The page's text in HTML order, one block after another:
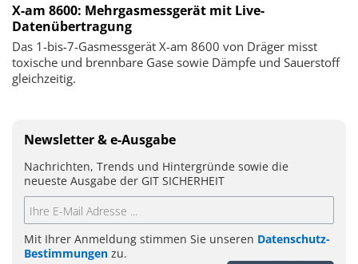
X-am 8600: Mehrgasmessgerät mit Live-
Datenübertragung
Das 1-bis-7-Gasmessgerät X-am 8600 von Dräger misst
toxische und brennbare Gase sowie Dämpfe und Sauerstoff
gleichzeitig.
Newsletter & e-Ausgabe
Nachrichten, Trends und Hintergründe sowie die
neueste Ausgabe der GIT SICHERHEIT
Mit Ihrer Anmeldung stimmen Sie unseren Datenschutz-
Bestimmungen zu.